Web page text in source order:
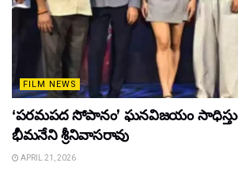
FILM NEWS
‘పరమపద సోపానం’ ఘనవిజయం
భీమనేని శ్రీనివాసరావు
APRIL 21, 2026